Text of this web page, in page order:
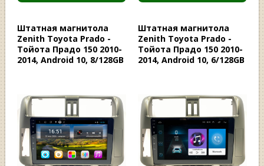
Штатная магнитола
Zenith Toyota Prado -
Тойота Прадо 150 2010-
2014, Android 10, 8/128GB
Штатная магнитола
Zenith Toyota Prado -
Тойота Прадо 150 2010-
2014, Android 10, 6/128GB